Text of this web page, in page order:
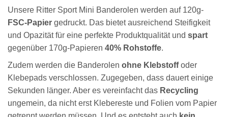
Unsere Ritter Sport Mini Banderolen werden auf 120g-
FSC-Papier gedruckt. Das bietet ausreichend Steifigkeit
und Opazität für eine perfekte Produktqualität und spart
gegenüber 170g-Papieren 40% Rohstoffe.
Zudem werden die Banderolen ohne Klebstoffoder
Klebepads verschlossen. Zugegeben, dass dauert einige
Sekunden länger. Aber es vereinfacht das Recycling
ungemein, da nicht erst Klebereste und Folien vom Papier